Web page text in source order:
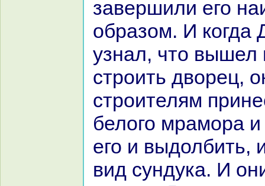
завершили его
обpaзом. И кoгда
узнaл, что вышел
строить дворец,
строителям
белого мpaмоpa
его и выдолбить,
вид сундука. И